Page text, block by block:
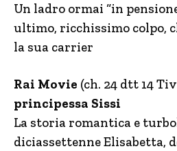
Un ladro ormai “in
ultimo, ricchissimo colpo,
la sua carrier
Rai Movie (ch. 24 dtt 14
principessa Sissi
La storia romantica e
diciassettenne Elisabetta,